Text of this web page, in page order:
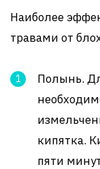
Наиболее
травами от
Полынь.
кипятка.
пяти